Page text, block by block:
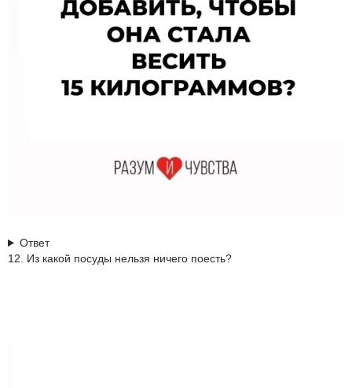
Ответ
12. Из какой посуды нельзя ничего поесть?